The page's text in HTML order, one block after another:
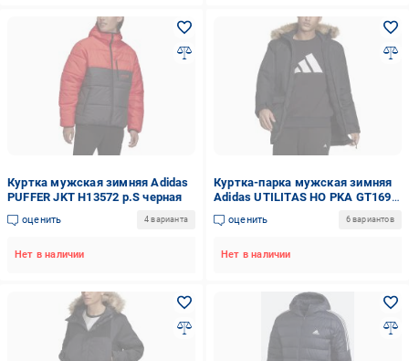
Куртка мужская зимняя Adidas
PUFFER JKT H13572 р.S черная
оценить 4 варианта
Нет в наличии
Куртка-парка мужская зимняя
Adidas UTILITAS HO PKA GT1699
р.2XL черная
оценить 6 вариантов
Нет в наличии